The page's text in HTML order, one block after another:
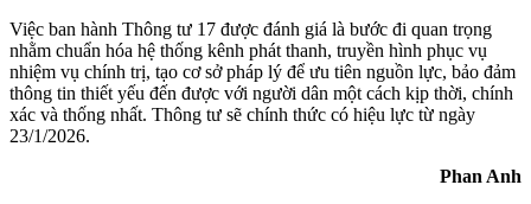
Việc ban hành Thông tư 17 được đánh giá là bước đi quan trọng
nhằm chuẩn hóa hệ thống kênh phát thanh, truyền hình phục vụ
nhiệm vụ chính trị, tạo cơ sở pháp lý để ưu tiên nguồn lực, bảo đảm
thông tin thiết yếu đến được với người dân một cách kịp thời, chính
xác và thống nhất. Thông tư sẽ chính thức có hiệu lực từ ngày
23/1/2026.
Phan Anh